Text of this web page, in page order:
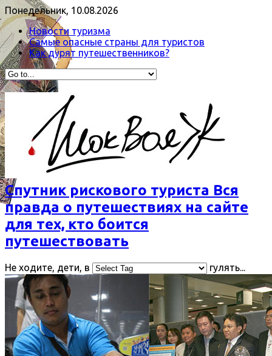
Понедельник, 10.08.2026
Новости туризма
Самые опасные страны для туристов
Как дурят путешественников?
Спутник рискового туриста Вся
правда о путешествиях на сайте
для тех, кто боится
путешествовать
Не ходите, дети, в гулять...